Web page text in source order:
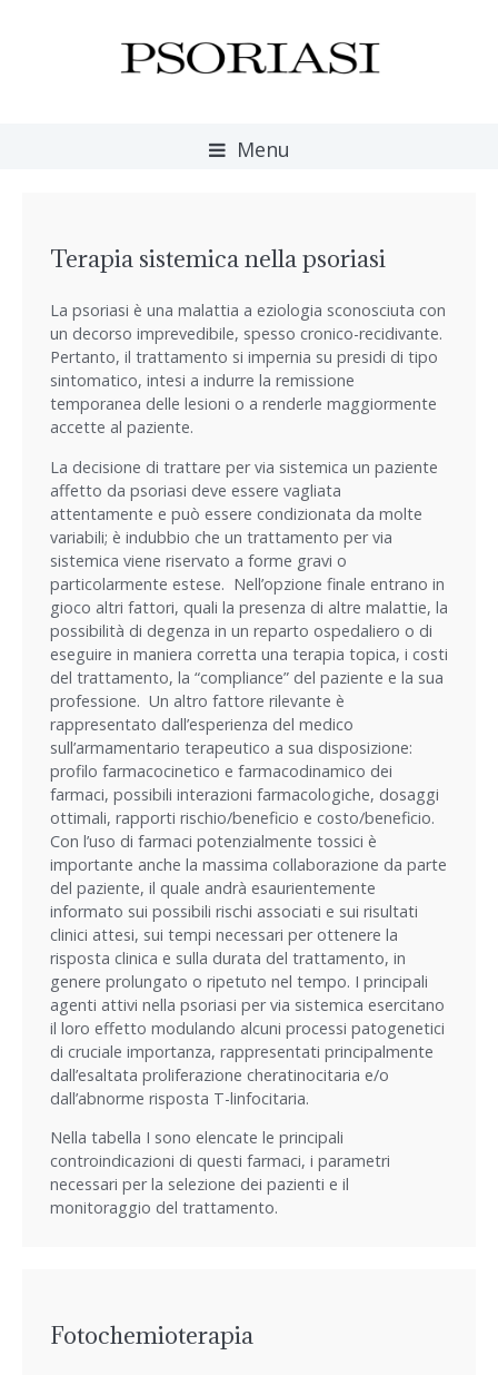
Menu
Terapia sistemica nella psoriasi
La psoriasi è una malattia a eziologia sconosciuta con
un decorso imprevedibile, spesso cronico-recidivante.
Pertanto, il trattamento si impernia su presidi di tipo
sintomatico, intesi a indurre la remissione
temporanea delle lesioni o a renderle maggiormente
accette al paziente.
La decisione di trattare per via sistemica un paziente
affetto da psoriasi deve essere vagliata
attentamente e può essere condizionata da molte
variabili; è indubbio che un trattamento per via
sistemica viene riservato a forme gravi o
particolarmente estese. Nell’opzione finale entrano in
gioco altri fattori, quali la presenza di altre malattie, la
possibilità di degenza in un reparto ospedaliero o di
eseguire in maniera corretta una terapia topica, i costi
del trattamento, la “compliance” del paziente e la sua
professione. Un altro fattore rilevante è
rappresentato dall’esperienza del medico
sull’armamentario terapeutico a sua disposizione:
profilo farmacocinetico e farmacodinamico dei
farmaci, possibili interazioni farmacologiche, dosaggi
ottimali, rapporti rischio/beneficio e costo/beneficio.
Con l’uso di farmaci potenzialmente tossici è
importante anche la massima collaborazione da parte
del paziente, il quale andrà esaurientemente
informato sui possibili rischi associati e sui risultati
clinici attesi, sui tempi necessari per ottenere la
risposta clinica e sulla durata del trattamento, in
genere prolungato o ripetuto nel tempo. I principali
agenti attivi nella psoriasi per via sistemica esercitano
il loro effetto modulando alcuni processi patogenetici
di cruciale importanza, rappresentati principalmente
dall’esaltata proliferazione cheratinocitaria e/o
dall’abnorme risposta T-linfocitaria.
Nella tabella I sono elencate le principali
controindicazioni di questi farmaci, i parametri
necessari per la selezione dei pazienti e il
monitoraggio del trattamento.
Fotochemioterapia